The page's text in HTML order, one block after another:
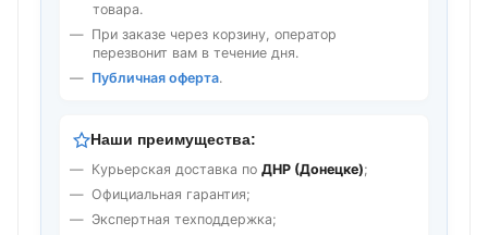
товара.
При заказе через корзину, оператор
перезвонит вам в течение дня.
Публичная оферта.
Наши преимущества:
Курьерская доставка по ДНР (Донецке);
Официальная гарантия;
Экспертная техподдержка;